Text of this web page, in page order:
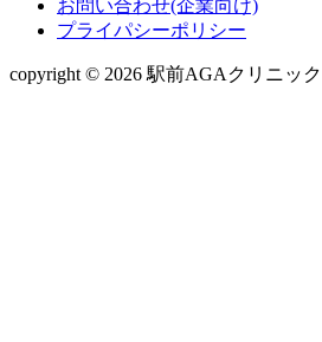
お問い合わせ(企業向け)
プライパシーポリシー
copyright © 2026 駅前AGAクリニック